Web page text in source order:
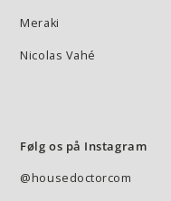
Meraki
Nicolas Vahé
Følg os på Instagram
@housedoctorcom